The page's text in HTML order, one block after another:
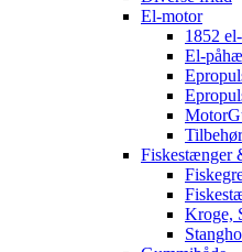
El-motor
1852
El-
Fiskestænger
Kroge,